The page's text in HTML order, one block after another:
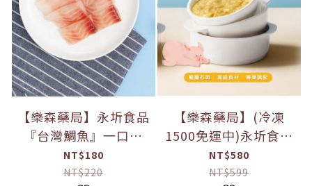
【樂森藥局】永圻食品
『台灣鯛魚』一口魚
片-120g(食用仍需留
意刺)
NT$180
NT$220
【樂森藥局】(冷凍
1500免運中)永圻食品
鮮燉海陸寶寶粥(3包
入) 6M+
NT$580
NT$599